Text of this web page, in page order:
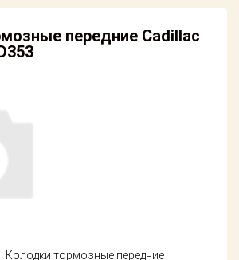
передние Cadillac
Колодки тормозные передние